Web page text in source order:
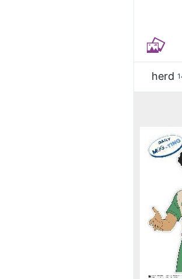
herd